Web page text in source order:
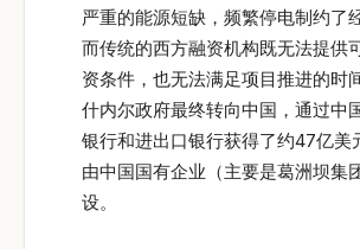
严重的能源短缺，频繁停电制约了
而传统的西方融资机构既无法提供
资条件，也无法满足项目推进的时
什内尔政府最终转向中国，通过中
银行和进出口银行获得了约47亿美
由中国国有企业（主要是葛洲坝集
设。